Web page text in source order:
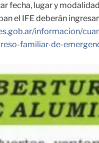
fecha, lugar y
el IFE deberán ingresar
informacion/
familiar-de-